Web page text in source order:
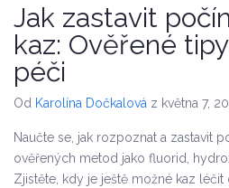
Jak zastavit
kaz: Ověřené
péči
Od Karolína Dočkalová z května 7,
Naučte se, jak rozpoznat a zastavit
ověřených metod jako fluorid,
Zjistěte, kdy je ještě možné kaz léčit